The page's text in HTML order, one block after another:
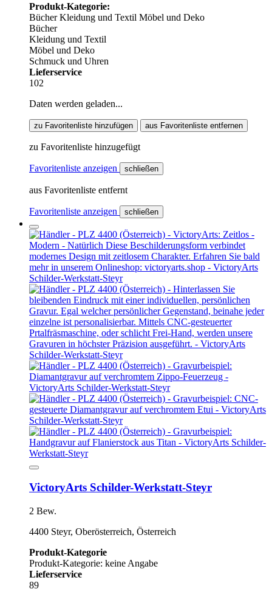
Produkt-Kategorie:
BücherKleidung und Textil Möbel und Deko
Bücher
Kleidung und Textil
Möbel und Deko
Schmuck und Uhren
Lieferservice
102
Daten werden geladen...
zu Favoritenliste hinzufügen aus Favoritenliste entfernen
zu Favoritenliste hinzugefügt
Favoritenliste anzeigen schließen
aus Favoritenliste entfernt
Favoritenliste anzeigen schließen
VictoryArts Schilder-Werkstatt-Steyr
2 Bew.
4400 Steyr, Oberösterreich, Österreich
Produkt-Kategorie
Produkt-Kategorie: keine Angabe
Lieferservice
89